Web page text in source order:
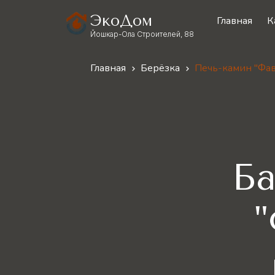
Главная
Главная Берёзка Печь-камин
Йошкар-Ола Строителей, 88
ЭкоДом